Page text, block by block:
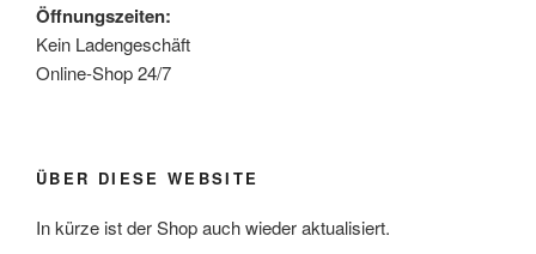
Öffnungszeiten:
Kein Ladengeschäft
Online-Shop 24/7
ÜBER DIESE WEBSITE
In kürze ist der Shop auch wieder aktualisiert.